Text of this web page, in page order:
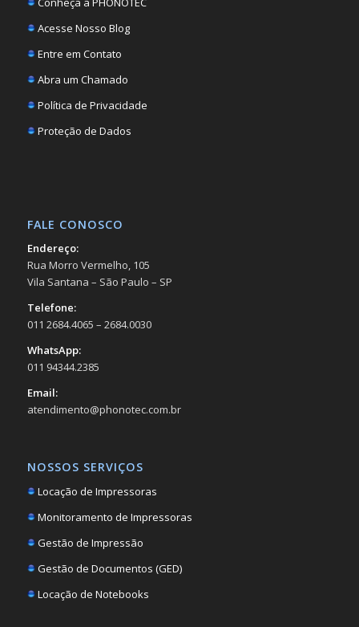
Acesse Nosso Blog
Entre em Contato
Abra um Chamado
Política de Privacidade
Proteção de Dados
FALE CONOSCO
Endereço:
Rua Morro Vermelho, 105
Vila Santana – São Paulo – SP
Telefone:
011 2684.4065 – 2684.0030
WhatsApp:
011 94344.2385
Email:
atendimento@phonotec.com.br
NOSSOS SERVIÇOS
Locação de Impressoras
Monitoramento de Impressoras
Gestão de Impressão
Gestão de Documentos (GED)
Locação de Notebooks